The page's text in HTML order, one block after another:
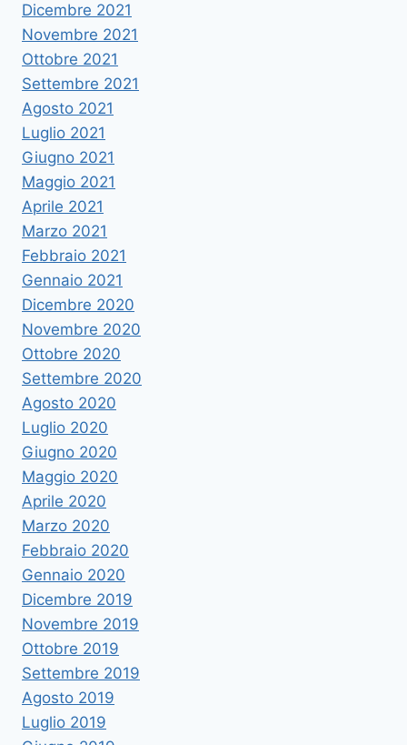
Dicembre 2021
Novembre 2021
Ottobre 2021
Settembre 2021
Agosto 2021
Luglio 2021
Giugno 2021
Maggio 2021
Aprile 2021
Marzo 2021
Febbraio 2021
Gennaio 2021
Dicembre 2020
Novembre 2020
Ottobre 2020
Settembre 2020
Agosto 2020
Luglio 2020
Giugno 2020
Maggio 2020
Aprile 2020
Marzo 2020
Febbraio 2020
Gennaio 2020
Dicembre 2019
Novembre 2019
Ottobre 2019
Settembre 2019
Agosto 2019
Luglio 2019